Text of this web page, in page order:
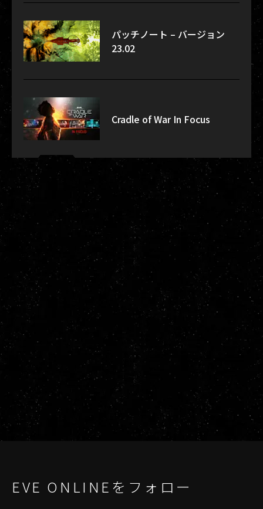
パッチノート – バージョン
23.02
Cradle of War In Focus
EVE ONLINEをフォロー